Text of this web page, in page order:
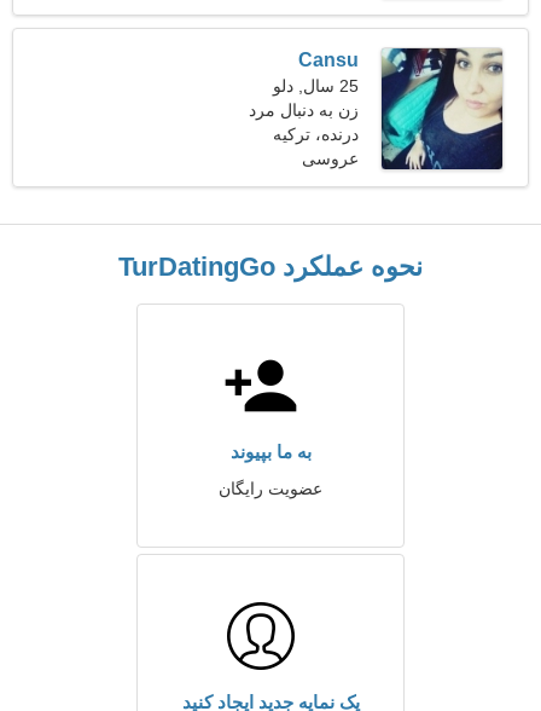
Cansu
25 سال, دلو
زن به دنبال مرد
درنده، ترکیه
عروسی
نحوه عملکرد TurDatingGo
به ما بپیوند
عضویت رایگان
یک نمایه جدید ایجاد کنید